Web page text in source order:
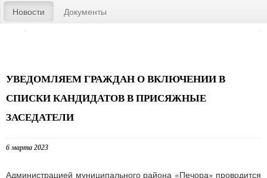
Новости Документы
УВЕДОМЛЯЕМ ГРАЖДАН О ВКЛЮЧЕНИИ В
СПИСКИ КАНДИДАТОВ В ПРИСЯЖНЫЕ
ЗАСЕДАТЕЛИ
6 марта 2023
Администрацией муниципального района «Печора» проводится